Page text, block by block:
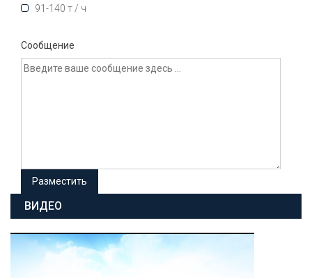
91-140 т / ч
Сообщение
ВИДЕО